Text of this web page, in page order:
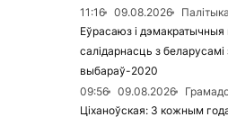
11:16
09.08.2026
Палітыка
Еўрасаюз і
салідарнасць з
выбараў-2020
09:56
09.08.2026
Ціханоўская: З кожным